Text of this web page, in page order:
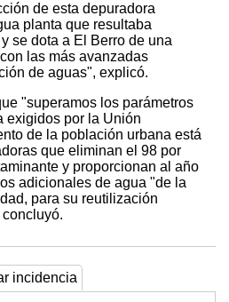
de esta depuradora
planta que resultaba
se dota a El Berro de una
las más avanzadas
de aguas", explicó.
"superamos los parámetros
exigidos por la Unión
de la población urbana está
que eliminan el 98 por
y proporcionan al año
adicionales de agua "de la
para su reutilización
incidencia